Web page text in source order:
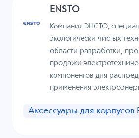
ENSTO
Компания ЭНСТО,
экологически чистых
области разработки,
продажи
компонентов для
применения
Аксессуары для корпусов